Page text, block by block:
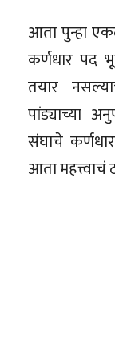
आता पुन्हा
कर्णधार पद
तयार
पांड्याच्या
संघाचे
आता